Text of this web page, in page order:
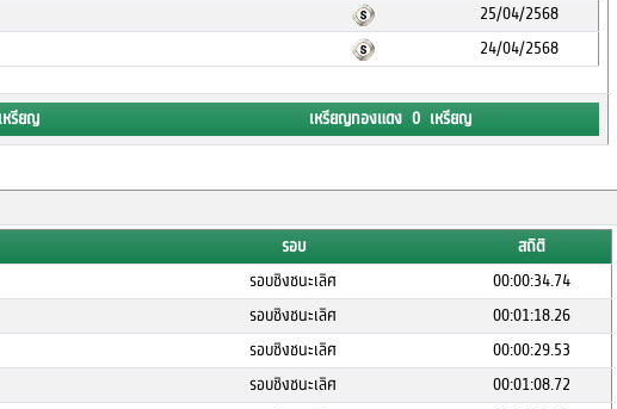
25/04/2568
24/04/2568
รียญ เหรียญทองแดง 0 เหรียญ
รอบ
สถิติ
รอบชิงชนะเลิศ
00:00:34.74
รอบชิงชนะเลิศ
00:01:18.26
รอบชิงชนะเลิศ
00:00:29.53
รอบชิงชนะเลิศ
00:01:08.72